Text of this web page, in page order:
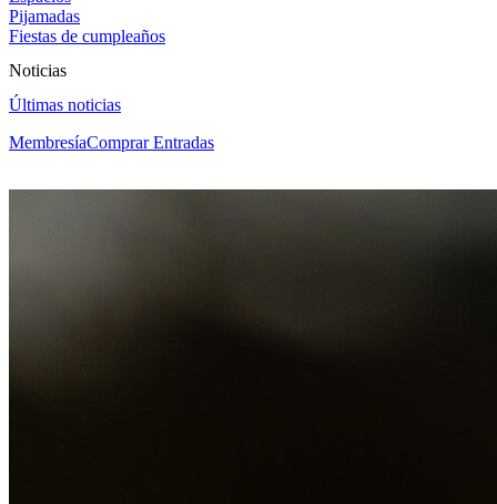
Pijamadas
Fiestas de cumpleaños
Noticias
Últimas noticias
MembresíaComprar Entradas